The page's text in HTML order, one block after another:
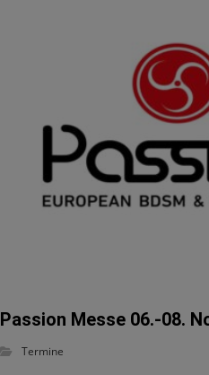
Passion Messe 06.-08.
Termine